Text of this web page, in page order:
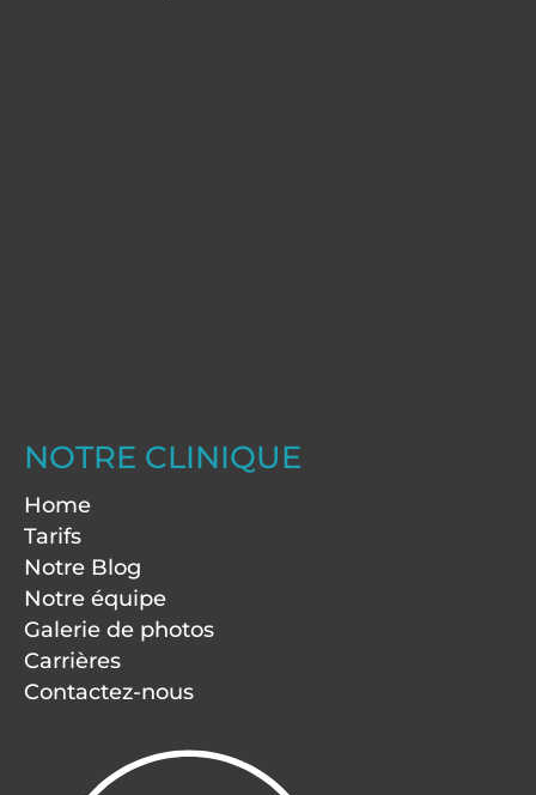
NOTRE CLINIQUE
Home
Tarifs
Notre Blog
Notre équipe
Galerie de photos
Carrières
Contactez-nous